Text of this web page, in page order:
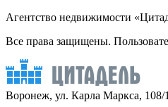
Агентство недвижимости
Все права защищены.
Воронеж, ул. Карла Маркса, 108/